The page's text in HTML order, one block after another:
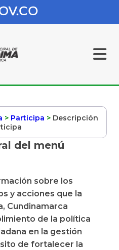
> Participa > Descripción
del menú
sobre los
y acciones que la
Cundinamarca
de la política
en la gestión
de fortalecer la